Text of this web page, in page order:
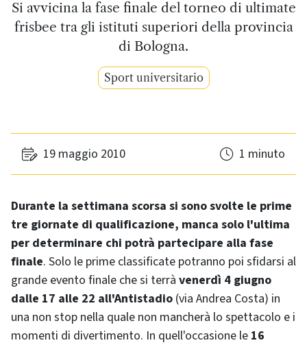
Si avvicina la fase finale del torneo di ultimate
frisbee tra gli istituti superiori della provincia
di Bologna.
Sport universitario
19 maggio 2010 1 minuto
Durante la settimana scorsa si sono svolte le prime
tre giornate di qualificazione, manca solo l'ultima
per determinare chi potrà partecipare alla fase
finale. Solo le prime classificate potranno poi sfidarsi al
grande evento finale che si terrà venerdì 4 giugno
dalle 17 alle 22 all'Antistadio (via Andrea Costa) in
una non stop nella quale non mancherà lo spettacolo e i
momenti di divertimento. In quell'occasione le 16